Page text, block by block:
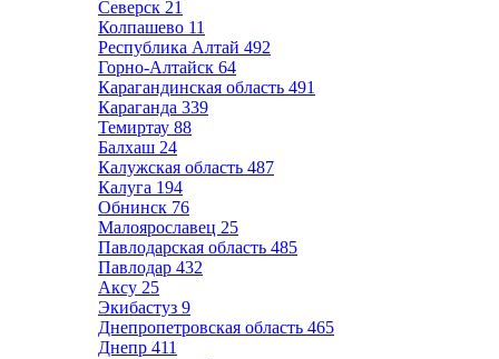
Северск 21
Колпашево 11
Республика Алтай 492
Горно-Алтайск 64
Карагандинская область 491
Караганда 339
Темиртау 88
Балхаш 24
Калужская область 487
Калуга 194
Обнинск 76
Малоярославец 25
Павлодарская область 485
Павлодар 432
Аксу 25
Экибастуз 9
Днепропетровская область 465
Днепр 411